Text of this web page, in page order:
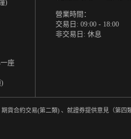
)
座
營業時間：
交易日: 09:00 - 18:00
非交易日: 休息
貨合約交易(第二類) 、就證券提供意見（第